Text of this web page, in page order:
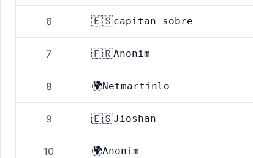
6 🇪🇸capitan sobre
7 🇫🇷Anonim
8 🌍Netmartinlo
9 🇪🇸Jioshan
10 🌍Anonim